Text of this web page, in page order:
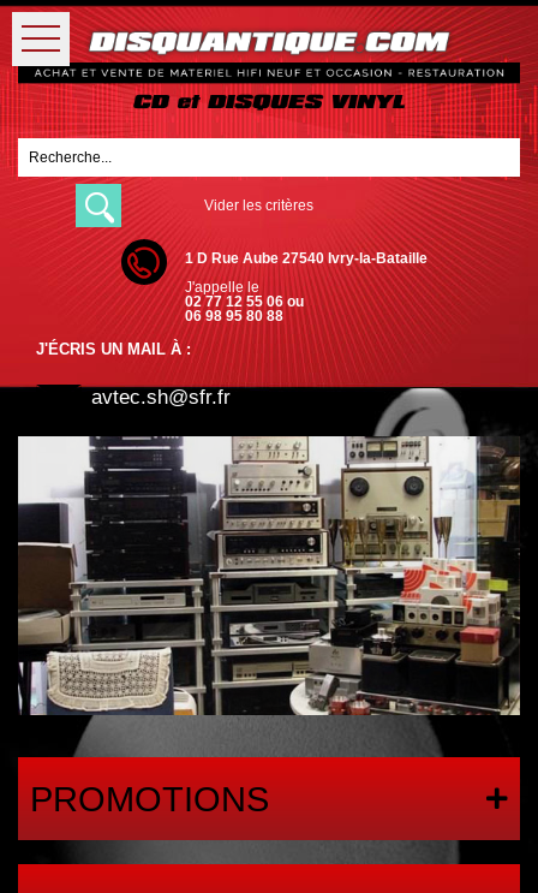
Vider les critères
1 D Rue Aube 27540 Ivry-la-Bataille
J'appelle le
02 77 12 55 06 ou
06 98 95 80 88
J'ÉCRIS UN MAIL À :
avtec.sh@sfr.fr
PROMOTIONS